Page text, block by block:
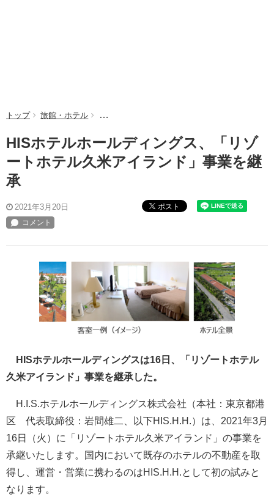
トップ 旅館・ホテル HISホテルホールディングス、「リゾートホテ
HISホテルホールディングス、「リゾ
ートホテル久米アイランド」事業を継
承
2021年3月20日 ポスト
HISホテルホールディングスは16日、「リゾートホテル
久米アイランド」事業を継承した。
H.I.S.ホテルホールディングス株式会社（本社：東京都港
区 代表取締役：岩間雄二、以下HIS.H.H.）は、2021年3月
16日（火）に「リゾートホテル久米アイランド」の事業を
承継いたします。国内において既存のホテルの不動産を取
得し、運営・営業に携わるのはHIS.H.H.として初の試みと
なります。